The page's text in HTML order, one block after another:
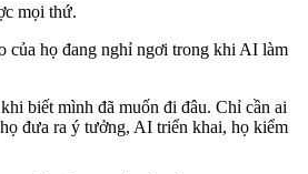
mọi thứ.
của họ đang nghỉ ngơi trong khi AI làm
biết mình đã muốn đi đâu. Chỉ cần ai
đưa ra ý tưởng, AI triển khai, họ kiểm